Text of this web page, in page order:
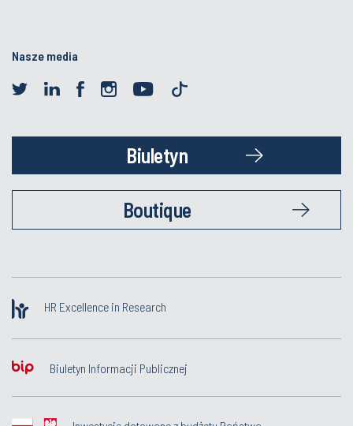
Nasze media
Biuletyn
Boutique
HR Excellence in Research
Biuletyn Informacji Publicznej